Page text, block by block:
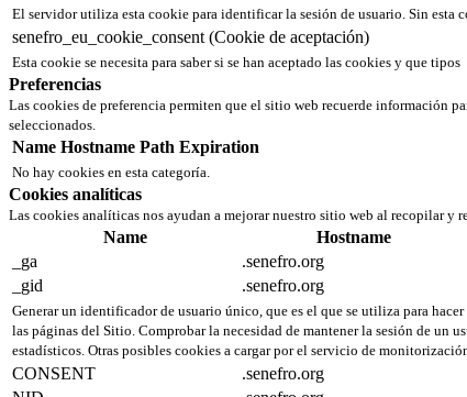
El servidor utiliza esta cookie para identificar la sesión de usuario. Sin esta
senefro_eu_cookie_consent (Cookie de aceptación)
Esta cookie se necesita para saber si se han aceptado las cookies y que tipos
Preferencias
Las cookies de preferencia permiten que el sitio web recuerde información
seleccionados.
Name Hostname Path Expiration
No hay cookies en esta categoría.
Cookies analíticas
Las cookies analíticas nos ayudan a mejorar nuestro sitio web al recopilar y
Name Hostname
_ga
.senefro.org
_gid
.senefro.org
Generar un identificador de usuario único, que es el que se utiliza para
las páginas del Sitio. Comprobar la necesidad de mantener la sesión de un
estadísticos. Otras posibles cookies a cargar por el servicio de
CONSENT .senefro.org